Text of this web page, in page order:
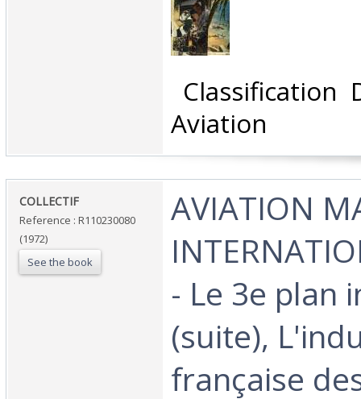
Classification
Aviation‎
‎COLLECTIF‎
Reference : R110230080
(1972)
See the book
‎AVIATION
- Le 3e plan
(suite),
française